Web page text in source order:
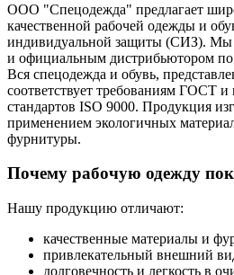
ООО "Спецодежда" предлагает
качественной рабочей одежды и
индивидуальной защиты (СИЗ). Мы
и официальным дистрибьютором по
Вся спецодежда и обувь,
соответствует требованиям ГОСТ
стандартов ISO 9000. Продукция
применением экологичных
фурнитуры.
Почему рабочую одежду
Нашу продукцию отличают:
качественные материалы и
привлекательный внешний
долговечность и легкость в